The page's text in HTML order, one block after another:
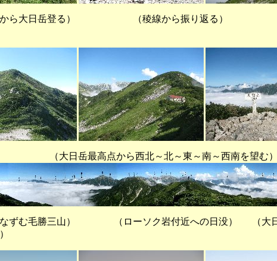
から大日岳登る） （稜線から振り返る
最高点から西北～北～東～南～西南を望む
む毛勝三山） （ローソク岩付近への日没） （大日